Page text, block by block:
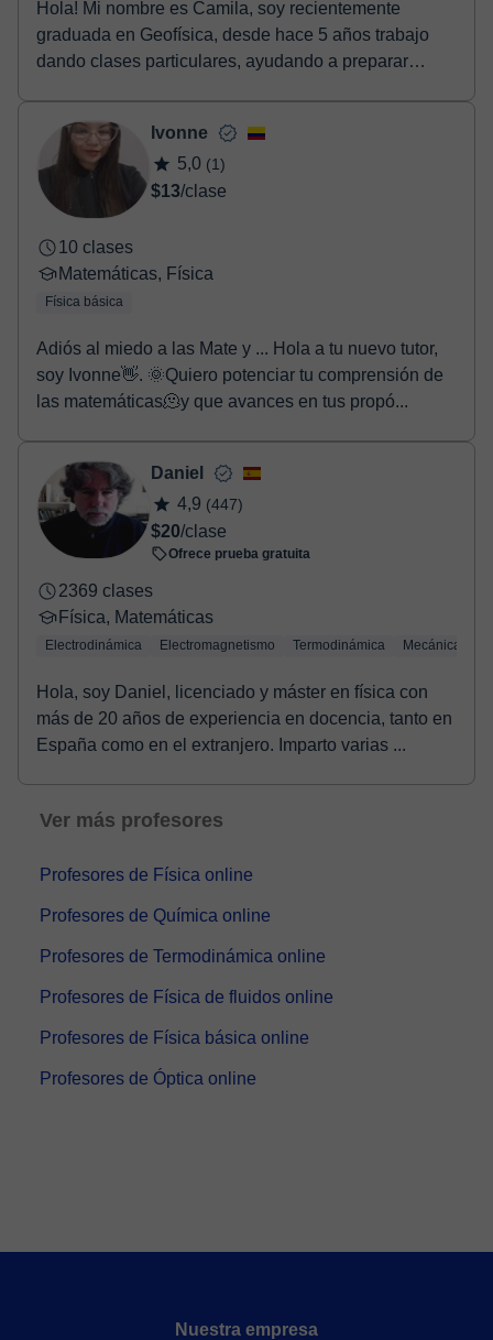
Hola! Mi nombre es Camila, soy recientemente
graduada en Geofísica, desde hace 5 años trabajo
dando clases particulares, ayudando a preparar
Ivonne
5,0 (1)
$13/clase
10 clases
Matemáticas, Física
Física básica
Adiós al miedo a las Mate y ... Hola a tu nuevo tutor,
soy Ivonne👋. 🌞Quiero potenciar tu comprensión de
las matemáticas🫠y que avances en tus propó...
Daniel
4,9 (447)
$20/clase
Ofrece prueba gratuita
2369 clases
Física, Matemáticas
Electrodinámica Electromagnetismo Termodinámica Mecánica
Hola, soy Daniel, licenciado y máster en física con
más de 20 años de experiencia en docencia, tanto en
España como en el extranjero. Imparto varias ...
Ver más profesores
Profesores de Física online
Profesores de Química online
Profesores de Termodinámica online
Profesores de Física de fluidos online
Profesores de Física básica online
Profesores de Óptica online
Nuestra empresa